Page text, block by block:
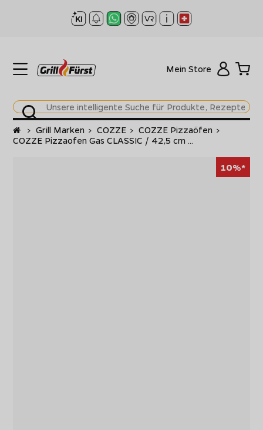
Mein Store
Startseite
> Grill Marken > COZZE > COZZE Pizzaöfen >
COZZE Pizzaofen Gas CLASSIC / 42,5 cm ...
10%*